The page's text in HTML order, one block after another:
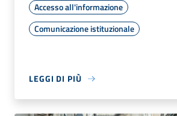
Accesso all'informazione
Comunicazione istituzionale
LEGGI DI PIÙ